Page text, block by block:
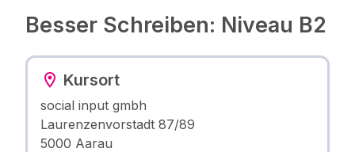
Besser Schreiben: Niveau B2
Kursort
social input gmbh
Laurenzenvorstadt 87/89
5000 Aarau